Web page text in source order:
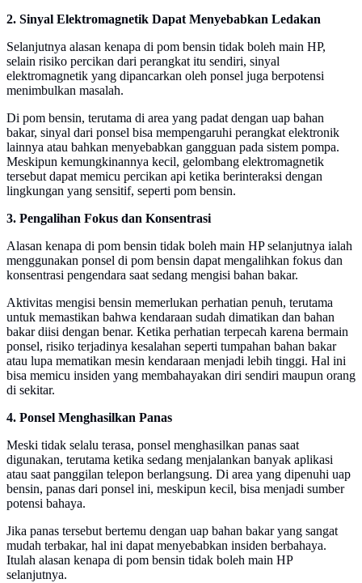
2. Sinyal Elektromagnetik Dapat Menyebabkan Ledakan
Selanjutnya alasan kenapa di pom bensin tidak boleh main HP,
selain risiko percikan dari perangkat itu sendiri, sinyal
elektromagnetik yang dipancarkan oleh ponsel juga berpotensi
menimbulkan masalah.
Di pom bensin, terutama di area yang padat dengan uap bahan
bakar, sinyal dari ponsel bisa mempengaruhi perangkat elektronik
lainnya atau bahkan menyebabkan gangguan pada sistem pompa.
Meskipun kemungkinannya kecil, gelombang elektromagnetik
tersebut dapat memicu percikan api ketika berinteraksi dengan
lingkungan yang sensitif, seperti pom bensin.
3. Pengalihan Fokus dan Konsentrasi
Alasan kenapa di pom bensin tidak boleh main HP selanjutnya ialah
menggunakan ponsel di pom bensin dapat mengalihkan fokus dan
konsentrasi pengendara saat sedang mengisi bahan bakar.
Aktivitas mengisi bensin memerlukan perhatian penuh, terutama
untuk memastikan bahwa kendaraan sudah dimatikan dan bahan
bakar diisi dengan benar. Ketika perhatian terpecah karena bermain
ponsel, risiko terjadinya kesalahan seperti tumpahan bahan bakar
atau lupa mematikan mesin kendaraan menjadi lebih tinggi. Hal ini
bisa memicu insiden yang membahayakan diri sendiri maupun orang
di sekitar.
4. Ponsel Menghasilkan Panas
Meski tidak selalu terasa, ponsel menghasilkan panas saat
digunakan, terutama ketika sedang menjalankan banyak aplikasi
atau saat panggilan telepon berlangsung. Di area yang dipenuhi uap
bensin, panas dari ponsel ini, meskipun kecil, bisa menjadi sumber
potensi bahaya.
Jika panas tersebut bertemu dengan uap bahan bakar yang sangat
mudah terbakar, hal ini dapat menyebabkan insiden berbahaya.
Itulah alasan kenapa di pom bensin tidak boleh main HP
selanjutnya.